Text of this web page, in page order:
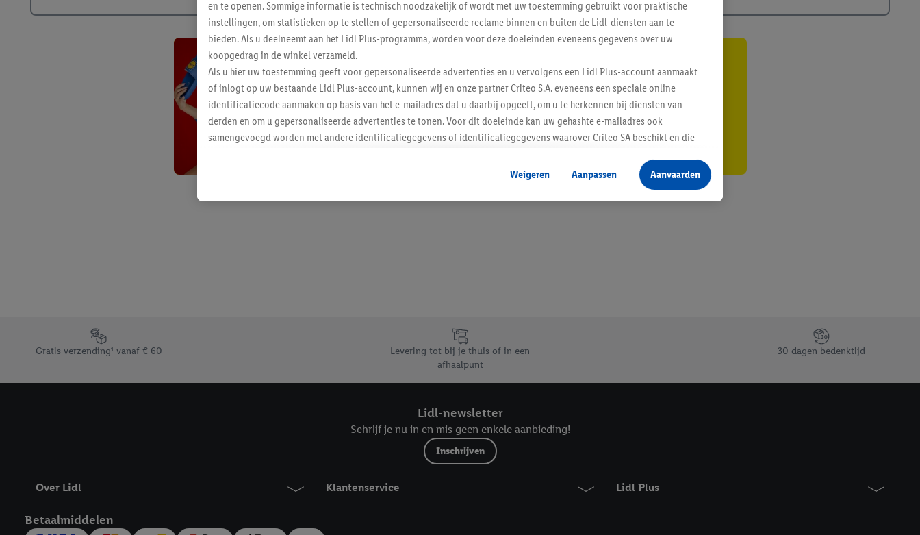
Blijf op de hoogte
Schrijf je in op de newsletter
Inschrijven
Footerelement met de verschillende USPs van Lidl.be
Gratis verzending¹ vanaf € 60
Levering tot bij je thuis of in een
afhaalpunt
30 dagen bedenktijd
Lidl-newsletter
Schrijf je nu in en mis geen enkele aanbieding!
Inschrijven
Over Lidl Klantenservice Lidl Plus
Betaalmiddelen
en te openen. Sommige informatie is technisch noodzakelijk of wordt met uw toestemming gebruikt voor praktische
instellingen, om statistieken op te stellen of gepersonaliseerde reclame binnen en buiten de Lidl-diensten aan te
bieden. Als u deelneemt aan het Lidl Plus-programma, worden voor deze doeleinden eveneens gegevens over uw
koopgedrag in de winkel verzameld.
Als u hier uw toestemming geeft voor gepersonaliseerde advertenties en u vervolgens een Lidl Plus-account aanmaakt
of inlogt op uw bestaande Lidl Plus-account, kunnen wij en onze partner Criteo S.A. eveneens een speciale online
identificatiecode aanmaken op basis van het e-mailadres dat u daarbij opgeeft, om u te herkennen bij diensten van
derden en om u gepersonaliseerde advertenties te tonen. Voor dit doeleinde kan uw gehashte e-mailadres ook
samengevoegd worden met andere identificatiegegevens of identificatiegegevens waarover Criteo SA beschikt en die
Als u hiermee akkoord gaat, kunnen advertenties in het kader van retargeting, d.w.z. advertenties voor producten waarin
u interesse hebt getoond (bijvoorbeeld door het product in de webshop aan uw winkelmandje toe te voegen, maar het
niet te kopen), ook op verschillende apparaten en verschillende Lidl-diensten worden weergegeven als er met behulp
Weigeren Aanpassen Aanvaarden